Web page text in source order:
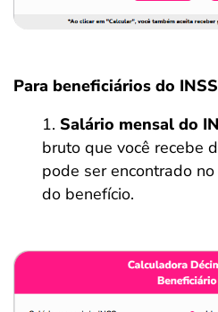
Para beneficiários do
Salário mensal do
bruto que você recebe
pode ser encontrado no
do benefício.